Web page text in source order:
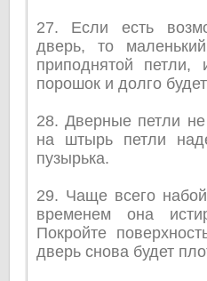
27. Если есть
дверь, то
приподнятой петли,
порошок и долго
28. Дверные петли
на штырь петли
пузырька.
29. Чаще всего
временем она
Покройте
дверь снова будет